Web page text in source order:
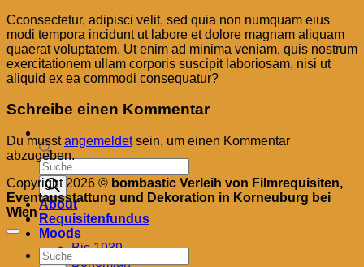
Products
search
About
Requisitenfundus
Moods
Bis 1939
Bohemian
Cconsectetur, adipisci velit, sed quia non numquam eius
modi tempora incidunt ut labore et dolore magnam aliquam
quaerat voluptatem. Ut enim ad minima veniam, quis nostrum
exercitationem ullam corporis suscipit laboriosam, nisi ut
aliquid ex ea commodi consequatur?
Schreibe einen Kommentar
Du musstangemeldetsein, um einen Kommentar
abzugeben.
Copyright 2026 © bombastic Verleih von Filmrequisiten,
Eventausstattung und Dekoration in Korneuburg bei
Wien
Products